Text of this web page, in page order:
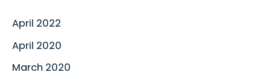
April 2022
April 2020
March 2020